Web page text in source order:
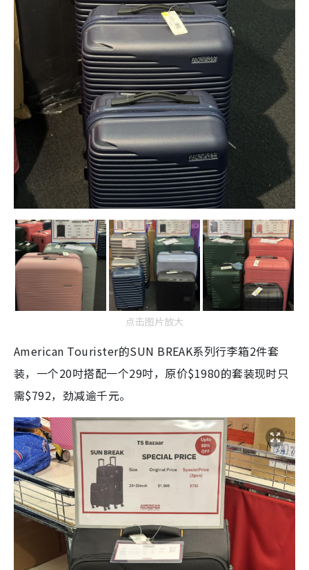
点击图片放大
American Tourister的SUN BREAK系列行李箱2件套
装，一个20吋搭配一个29吋，原价$1980的套装现时只
需$792，劲减逾千元。